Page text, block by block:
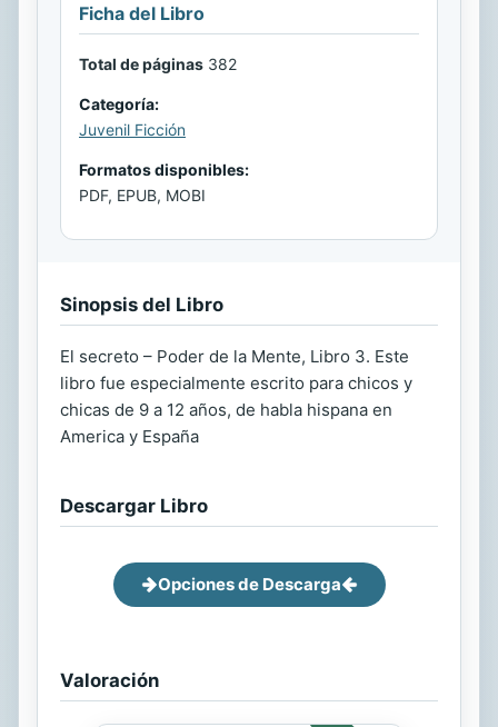
Ficha del Libro
Total de páginas 382
Categoría:
Juvenil Ficción
Formatos disponibles:
PDF, EPUB, MOBI
Sinopsis del Libro
El secreto – Poder de la Mente, Libro 3. Este
libro fue especialmente escrito para chicos y
chicas de 9 a 12 años, de habla hispana en
America y España
Descargar Libro
Opciones de Descarga
Valoración